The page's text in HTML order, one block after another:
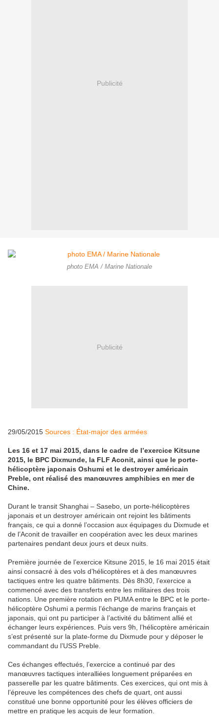
Publicité
photo EMA / Marine Nationale
Publicité
29/05/2015 Sources : État-major des armées
Les 16 et 17 mai 2015, dans le cadre de l’exercice Kitsune
2015, le BPC Dixmunde, la FLF Aconit, ainsi que le porte-
hélicoptère japonais Oshumi et le destroyer américain
Preble, ont réalisé des manœuvres amphibies en mer de
Chine.
Durant le transit Shanghai – Sasebo, un porte-hélicoptères
japonais et un destroyer américain ont rejoint les bâtiments
français, ce qui a donné l’occasion aux équipages du Dixmude et
de l’Aconit de travailler en coopération avec les deux marines
partenaires pendant deux jours et deux nuits.
Première journée de l’exercice Kitsune 2015, le 16 mai 2015 était
ainsi consacré à des vols d’hélicoptères et à des manœuvres
tactiques entre les quatre bâtiments. Dès 8h30, l’exercice a
commencé avec des transferts entre les militaires des trois
nations. Une première rotation en PUMA entre le BPC et le porte-
hélicoptère Oshumi a permis l’échange de marins français et
japonais, qui ont pu participer à l’activité du bâtiment allié et
échanger leurs expériences. Puis vers 9h, l’hélicoptère américain
s’est présenté sur la plate-forme du Dixmude pour y déposer le
commandant du l’USS Preble.
Ces échanges effectués, l’exercice a continué par des
manœuvres tactiques interalliées longuement préparées en
passerelle par les quatre bâtiments. Ces exercices, qui ont mis à
l’épreuve les compétences des chefs de quart, ont aussi
constitué une bonne opportunité pour les élèves officiers de
mettre en pratique les acquis de leur formation.